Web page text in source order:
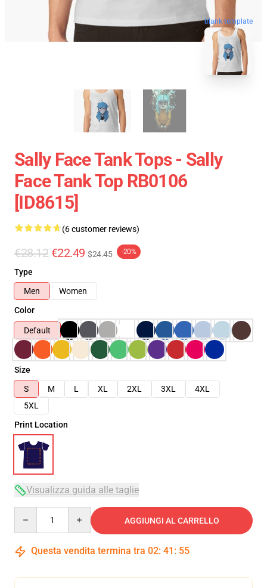
blank template
Sally Face Tank Tops - Sally
Face Tank Top RB0106
[ID8615]
(6 customer reviews)
€28.12 €22.49 $24.45 -20%
Type
Men
Women
Color
Default
Size
S
M L XL 2XL 3XL
4XL
5XL
Print Location
Visualizza guida alle taglie
AGGIUNGI AL CARRELLO
Questa vendita termina tra 02: 41 : 54